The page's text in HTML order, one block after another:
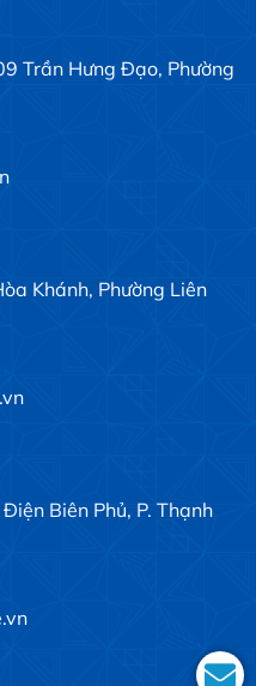
Trần Hưng Đạo, Phường
Khánh, Phường Liên
Biên Phủ, P. Thạnh